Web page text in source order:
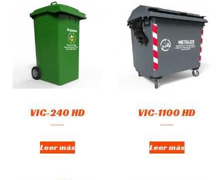
VIC-240 HD
Hay existencias
Leer más
VIC-1100 HD
Hay existencias
Leer más